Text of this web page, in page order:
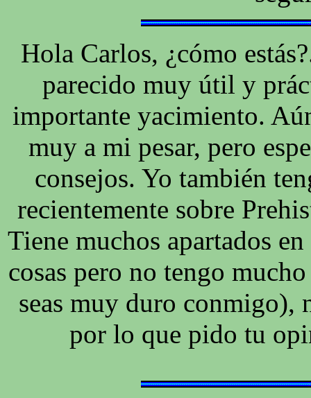
Hola Carlos, ¿cómo
parecido muy útil y
importante yacimiento.
muy a mi pesar, pero
consejos. Yo también
recientemente sobre
Tiene muchos apartados
cosas pero no tengo
seas muy duro conmigo),
por lo que pido tu